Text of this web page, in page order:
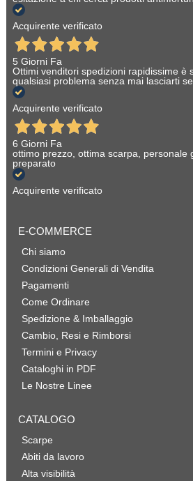
Acquirente verificato
5 Giorni Fa
Ottimi venditori spedizioni rapidissime è
qualsiasi problema senza mai lasciarti
Acquirente verificato
6 Giorni Fa
ottimo prezzo, ottima scarpa, personale
preparato
Acquirente verificato
E-COMMERCE
Chi siamo
Condizioni Generali di Vendita
Pagamenti
Come Ordinare
Spedizione & Imballaggio
Cambio, Resi e Rimborsi
Termini e Privacy
Cataloghi in PDF
Le Nostre Linee
CATALOGO
Scarpe
Abiti da lavoro
Alta visibilità